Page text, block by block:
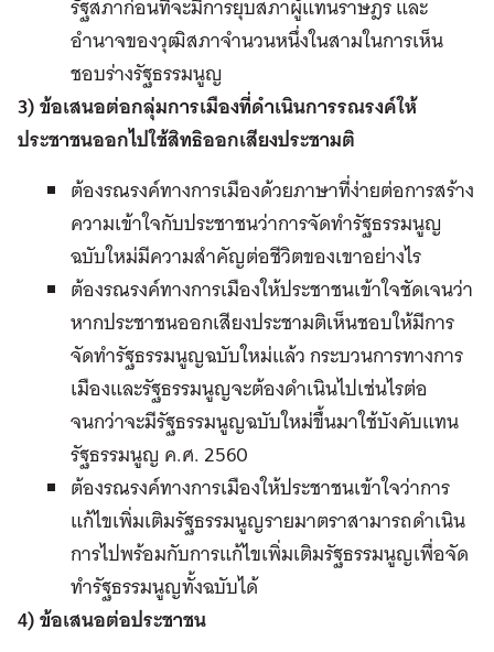
รัฐสภาก่อนที่จะมีการยุบสภาผู้แทนราษฎร และ
อำนาจของวุฒิสภาจำนวนหนึ่งในสามในการเห็น
ชอบร่างรัฐธรรมนูญ
3) ข้อเสนอต่อกลุ่มการเมืองที่ดำเนินการรณรงค์ให้
ประชาชนออกไปใช้สิทธิออกเสียงประชามติ
ต้องรณรงค์ทางการเมืองด้วยภาษาที่ง่ายต่อการสร้าง
ความเข้าใจกับประชาชนว่าการจัดทำรัฐธรรมนูญ
ฉบับใหม่มีความสำคัญต่อชีวิตของเขาอย่างไร
ต้องรณรงค์ทางการเมืองให้ประชาชนเข้าใจชัดเจนว่า
หากประชาชนออกเสียงประชามติเห็นชอบให้มีการ
จัดทำรัฐธรรมนูญฉบับใหม่แล้ว กระบวนการทางการ
เมืองและรัฐธรรมนูญจะต้องดำเนินไปเช่นไรต่อ
จนกว่าจะมีรัฐธรรมนูญฉบับใหม่ขึ้นมาใช้บังคับแทน
รัฐธรรมนูญ ค.ศ. 2560
ต้องรณรงค์ทางการเมืองให้ประชาชนเข้าใจว่าการ
แก้ไขเพิ่มเติมรัฐธรรมนูญรายมาตราสามารถดำเนิน
การไปพร้อมกับการแก้ไขเพิ่มเติมรัฐธรรมนูญเพื่อจัด
ทำรัฐธรรมนูญทั้งฉบับได้
4) ข้อเสนอต่อประชาชน